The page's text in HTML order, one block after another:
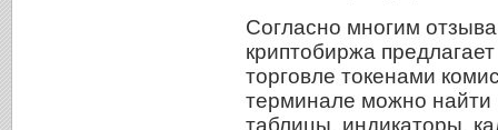
Согласно многим
криптобиржа
торговле токенами
терминале можно найти
таблицы, индикаторы,